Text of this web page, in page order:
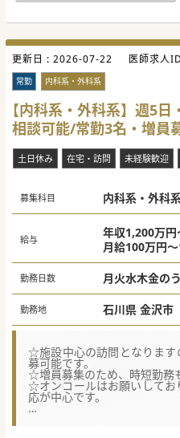
更新日 : 2026-07-22 医師求人
常勤 内科系・外科系
【内科系・外科系】週5
相談可能/常勤3名・増員
土日休み 在宅・訪問 未経験歓迎
募集科目 内科系・外科
給与
年収1,200万
月給100万円
勤務日数 月火水木金の
勤務地 石川県 金沢市
☆施設中心の訪問となります
募可能です。
☆増員募集のため、時短勤務
☆オンコールはお願いしてお
応が中心です。